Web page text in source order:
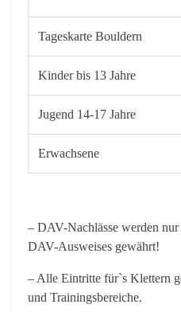
Tageskarte Bouldern
Kinder bis 13 Jahre
Jugend 14-17 Jahre
Erwachsene
– DAV-Nachlässe werden
DAV-Ausweises gewährt!
– Alle Eintritte für`s Klettern
und Trainingsbereiche.